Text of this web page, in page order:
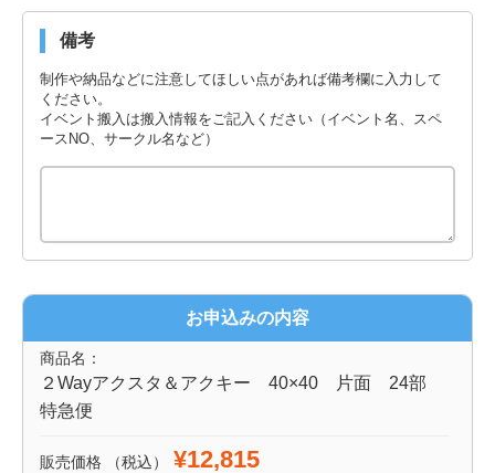
備考
制作や納品などに注意してほしい点があれば備考欄に入力して
ください。
イベント搬入は搬入情報をご記入ください（イベント名、スペ
ースNO、サークル名など）
お申込みの内容
商品名：
２Wayアクスタ＆アクキー 40×40 片面 24部
特急便
販売価格 （税込） ¥12,815